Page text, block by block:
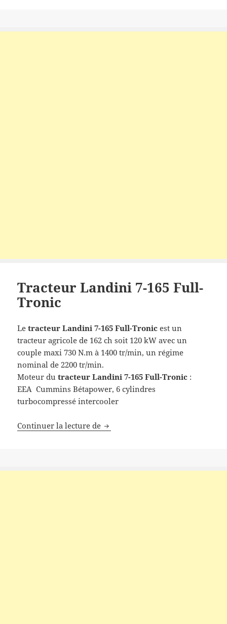
Tracteur Landini 7-165 Full-
Tronic
Letracteur Landini 7-165 Full-Tronicest un
tracteur agricole de 162 ch soit 120 kW avec un
couple maxi 730 N.m à 1400 tr/min, un régime
nominal de 2200 tr/min.
Moteur dutracteur Landini 7-165 Full-Tronic :
EEA Cummins Bétapower, 6 cylindres
turbocompressé intercooler
Continuer la lecture de Tracteur Landini 7-165 Full-